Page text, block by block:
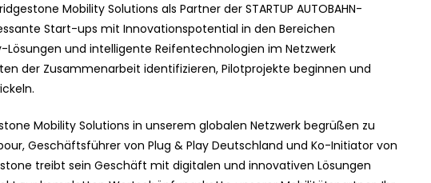
Mobility Solutions als Partner der STARTUP AUTOBAHN-
Start-ups mit Innovationspotential in den Bereichen
und intelligente Reifentechnologien im Netzwerk
der Zusammenarbeit identifizieren, Pilotprojekte beginnen und
Mobility Solutions in unserem globalen Netzwerk begrüßen zu
Geschäftsführer von Plug & Play Deutschland und Ko-Initiator von
treibt sein Geschäft mit digitalen und innovativen Lösungen